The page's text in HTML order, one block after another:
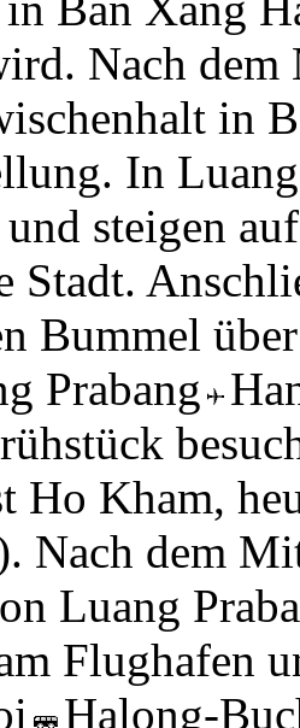
Nach
in
In
steigen
Stadt.
Bummel
Prabang
Ho Kham,
Nach dem
Luang
Flughafen
Halong-